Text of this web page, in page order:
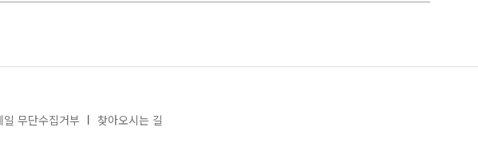
일 무단수집거부 찾아오시는 길